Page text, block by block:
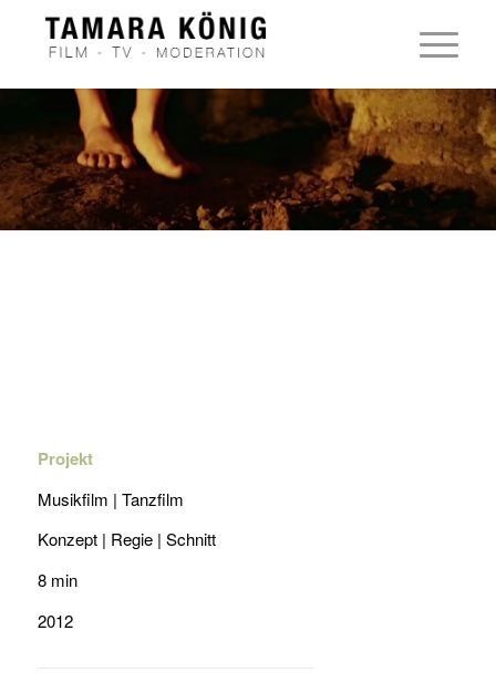
Projekt
Musikfilm | Tanzfilm
Konzept | Regie | Schnitt
8 min
2012